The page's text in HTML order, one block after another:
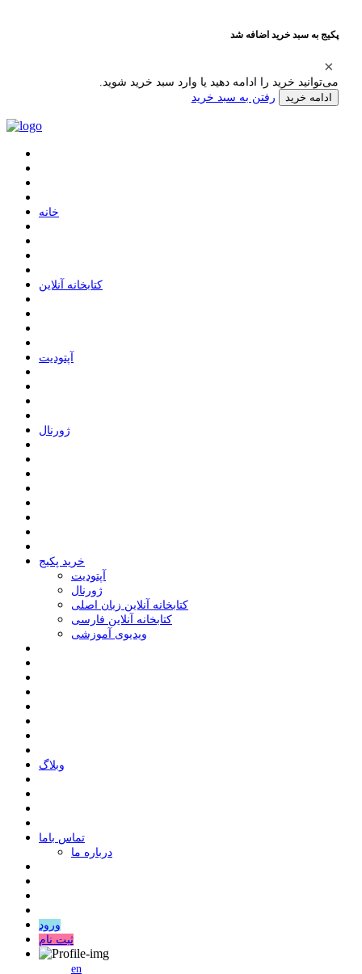
پکیج به سبد خرید اضافه شد
می‌توانید خرید را ادامه دهید یا وارد سبد خرید شوید.
ادامه خرید رفتن به سبد خرید
ﺧﺎﻧﻪ
ﮐﺘﺎﺑﺨﺎﻧﻪ ﺁﻧﻼﯾﻦ
ﺁﭘﺘﻮﺩﯾﺖ
ﮊﻭﺭﻧﺎﻝ
خرید پکیج
ﺁﭘﺘﻮﺩﯾﺖ
ﮊﻭﺭﻧﺎﻝ
کتابخانه آنلاین زبان اصلی
کتابخانه آنلاین فارسی
ویدیوی آموزشی
وبلاگ
ﺗﻤﺎﺱ ﺑﺎﻣﺎ
درباره ما
ورود
ثبت نام
en